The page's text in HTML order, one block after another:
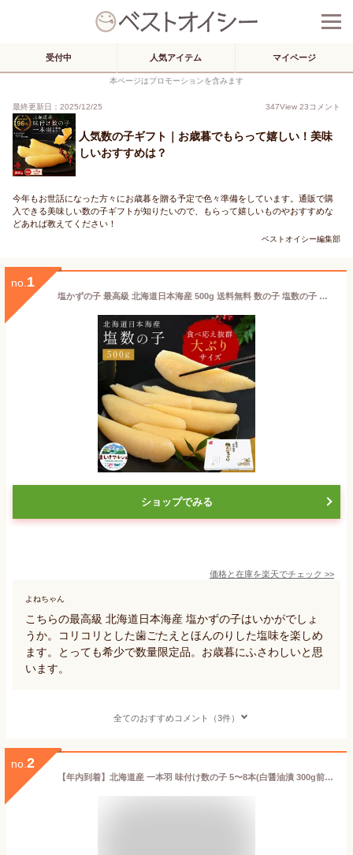
受付中 人気アイテム マイページ
本ページはプロモーションを含みます
最終更新日：2025/12/25 347View 23コメント
人気数の子ギフト｜お歳暮でもらって嬉しい！美味
しいおすすめは？
今年もお世話になった方々にお歳暮を贈る予定で色々準備をしています。通販で購
入できる美味しい数の子ギフトが知りたいので、もらって嬉しいものやおすすめな
どあれば教えてください！
ベストオイシー編集部
no. 1
塩かずの子 最高級 北海道日本海産 500g 送料無料 数の子 塩数の子 かずのこ 海鮮 グルメ 北海道産 お歳暮 おせち ギフト 贈答用 希少 期間限定 数量限定 冷蔵
ショップでみる
価格と在庫を楽天でチェック >>
よねちゃん
こちらの最高級 北海道日本海産 塩かずの子はいかがでしょ
うか。コリコリとした歯ごたえとほんのりした塩味を楽しめ
ます。とっても希少で数量限定品。お歳暮にふさわしいと思
います。
全てのおすすめコメント（3件）
no. 2
【年内到着】北海道産 一本羽 味付け数の子 5〜8本(白醤油漬 300g前後)【送料無料】かずのこ お取り寄せグルメ ギフト 海鮮 海産 贈り物 国産 味付き 年末年始 お正月 御歳暮 お歳暮 お年賀 御年賀